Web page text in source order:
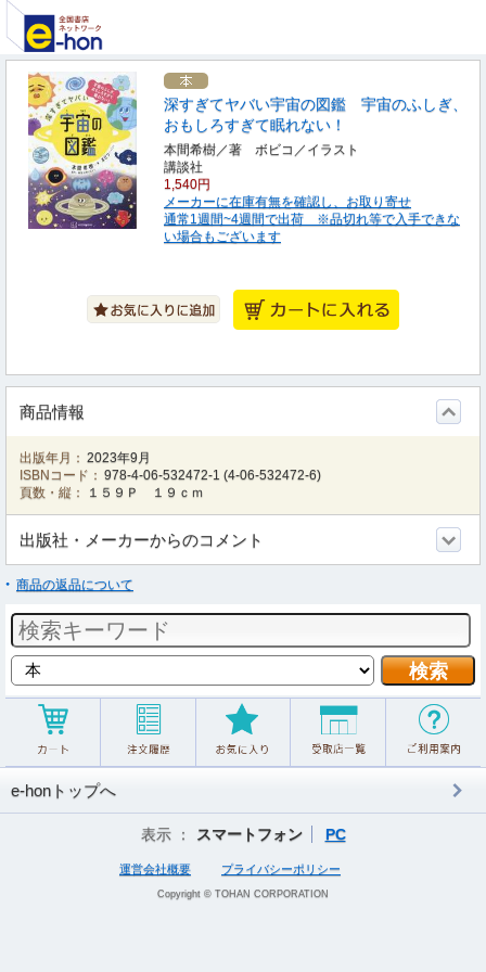
深すぎてヤバい宇宙の図鑑 宇宙のふしぎ、
おもしろすぎて眠れない！
本間希樹／著 ボビコ／イラスト
講談社
1,540円
メーカーに在庫有無を確認し、お取り寄せ
通常1週間~4週間で出荷 ※品切れ等で入手できな
い場合もございます
商品情報
出版年月： 2023年9月
ISBNコード： 978-4-06-532472-1 (4-06-532472-6)
頁数・縦：
１５９Ｐ １９ｃｍ
出版社・メーカーからのコメント
商品の返品について
e-honトップへ
表示 ： スマートフォン PC
運営会社概要 プライバシーポリシー
Copyright © TOHAN CORPORATION